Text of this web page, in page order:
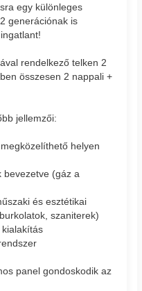
egy különleges
generációnak is
rendelkező telken 2
összesen 2 nappali +
jellemzői:
helyen
bevezetve (gáz a
és esztétikai
szaniterek)
panel gondoskodik az